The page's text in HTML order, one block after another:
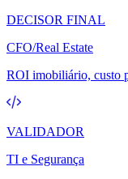
DECISOR FINAL
CFO/Real Estate
ROI imobiliário, custo
VALIDADOR
TI e Segurança